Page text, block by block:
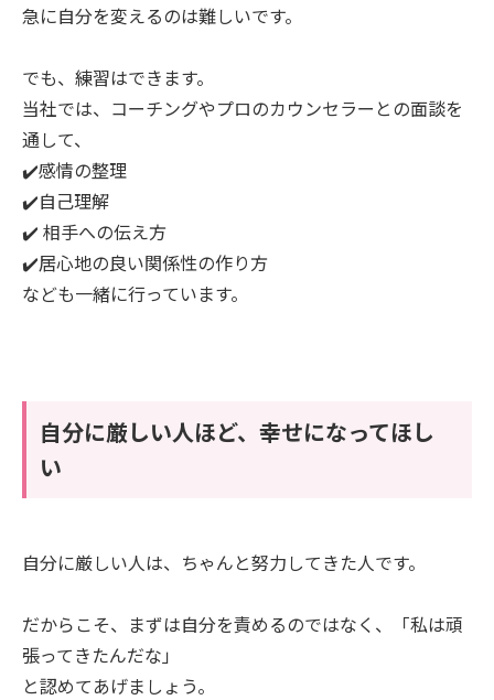
急に自分を変えるのは難しいです。
でも、練習はできます。
当社では、コーチングやプロのカウンセラーとの面談を
通して、
✔️感情の整理
✔️自己理解
✔️ 相手への伝え方
✔️居心地の良い関係性の作り方
なども一緒に行っています。
自分に厳しい人ほど、幸せになってほし
い
自分に厳しい人は、ちゃんと努力してきた人です。
だからこそ、まずは自分を責めるのではなく、「私は頑
張ってきたんだな」
と認めてあげましょう。